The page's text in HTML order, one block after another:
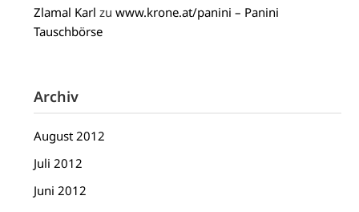
Zlamal Karl zuwww.krone.at/panini – Panini
Tauschbörse
Archiv
August 2012
Juli 2012
Juni 2012